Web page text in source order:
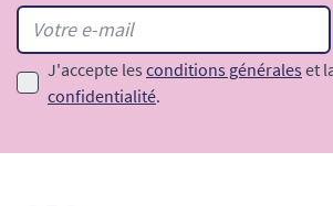
J'accepte les conditions générales et
confidentialité.